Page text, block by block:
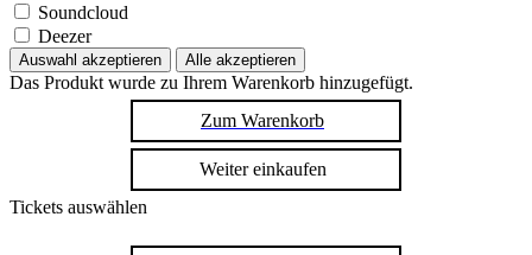
Soundcloud
Deezer
Auswahl akzeptieren Alle akzeptieren
Das Produkt wurde zu Ihrem Warenkorb hinzugefügt.
Zum Warenkorb
Weiter einkaufen
Tickets auswählen